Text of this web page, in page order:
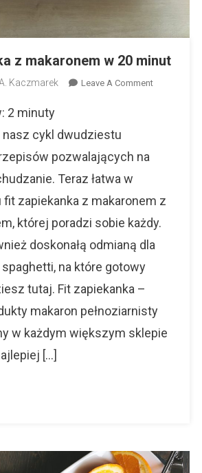
z makaronem w 20 minut
Kaczmarek Leave A CommentOn
2 minuty
cykl dwudziestu
pozwalających na
Teraz łatwa w
zapiekanka z makaronem z
której poradzi sobie każdy.
doskonałą odmianą dla
na które gotowy
tutaj. Fit zapiekanka –
makaron pełnoziarnisty
w każdym większym sklepie
[…]